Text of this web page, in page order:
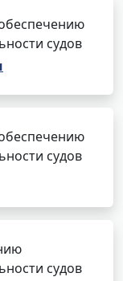
судов
судов
судов